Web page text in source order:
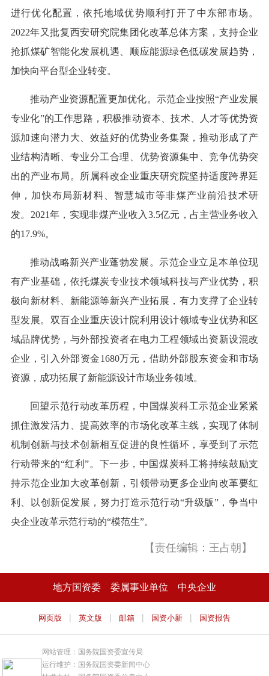
进行优化配置，依托地域优势顺利打开了中东部市场。
2022年又批复西安研究院集团化改革总体方案，支持企业
抢抓煤矿智能化发展机遇、顺应能源绿色低碳发展趋势，
加快向平台型企业转变。
推动产业资源配置更加优化。示范企业按照“产业发展
专业化”的工作思路，积极推动资本、技术、人才等优势资
源加速向潜力大、效益好的优势业务集聚，推动形成了产
业结构清晰、专业分工合理、优势资源集中、竞争优势突
出的产业布局。所属科改企业重庆研究院坚持适度跨界延
伸，加快布局新材料、智慧城市等非煤产业前沿技术研
发。2021年，实现非煤产业收入3.5亿元，占主营业务收入
的17.9%。
推动战略新兴产业蓬勃发展。示范企业立足本单位现
有产业基础，依托煤炭专业技术领域科技与产业优势，积
极向新材料、新能源等新兴产业拓展，有力支撑了企业转
型发展。双百企业重庆设计院利用设计领域专业优势和区
域品牌优势，与外部投资者在电力工程领域出资新设混改
企业，引入外部资金1680万元，借助外部股东资金和市场
资源，成功拓展了新能源设计市场业务领域。
回望示范行动改革历程，中国煤炭科工示范企业紧紧
抓住激发活力、提高效率的市场化改革主线，实现了体制
机制创新与技术创新相互促进的良性循环，享受到了示范
行动带来的“红利”。下一步，中国煤炭科工将持续鼓励支
持示范企业加大改革创新，引领带动更多企业向改革要红
利、以创新促发展，努力打造示范行动“升级版”，争当中
央企业改革示范行动的“模范生”。
【责任编辑：王占朝】
地方国资委 委属事业单位 中央企业
网页版 | 英文版 | 邮箱 | 国资小新 | 国资报告
网站管理：国务院国资委宣传局
运行维护：国务院国资委新闻中心